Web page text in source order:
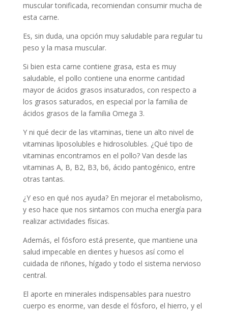
muscular tonificada, recomiendan consumir mucha de
esta carne.
Es, sin duda, una opción muy saludable para regular tu
peso y la masa muscular.
Si bien esta carne contiene grasa, esta es muy
saludable, el pollo contiene una enorme cantidad
mayor de ácidos grasos insaturados, con respecto a
los grasos saturados, en especial por la familia de
ácidos grasos de la familia Omega 3.
Y ni qué decir de las vitaminas, tiene un alto nivel de
vitaminas liposolubles e hidrosolubles. ¿Qué tipo de
vitaminas encontramos en el pollo? Van desde las
vitaminas A, B, B2, B3, b6, ácido pantogénico, entre
otras tantas.
¿Y eso en qué nos ayuda? En mejorar el metabolismo,
y eso hace que nos sintamos con mucha energía para
realizar actividades físicas.
Además, el fósforo está presente, que mantiene una
salud impecable en dientes y huesos así como el
cuidada de riñones, hígado y todo el sistema nervioso
central.
El aporte en minerales indispensables para nuestro
cuerpo es enorme, van desde el fósforo, el hierro, y el